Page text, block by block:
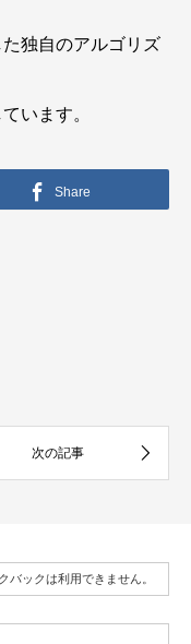
独自のアルゴリズ
います。
Share
バックは利用できません。